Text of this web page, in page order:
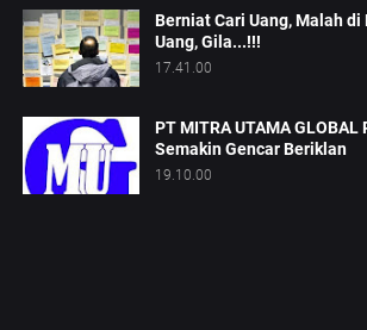
Berniat Cari Uang, Malah di
Uang, Gila...!!!
17.41.00
PT MITRA UTAMA GLOBAL
Semakin Gencar Beriklan
19.10.00